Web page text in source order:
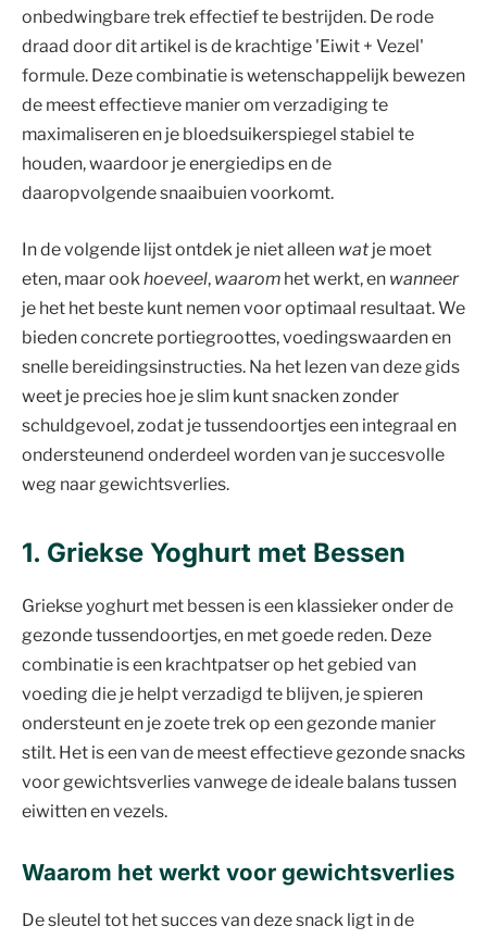
onbedwingbare trek effectief te bestrijden. De rode
draad door dit artikel is de krachtige 'Eiwit + Vezel'
formule. Deze combinatie is wetenschappelijk bewezen
de meest effectieve manier om verzadiging te
maximaliseren en je bloedsuikerspiegel stabiel te
houden, waardoor je energiedips en de
daaropvolgende snaaibuien voorkomt.
In de volgende lijst ontdek je niet alleen wat je moet
eten, maar ook hoeveel, waarom het werkt, en wanneer
je het het beste kunt nemen voor optimaal resultaat. We
bieden concrete portiegroottes, voedingswaarden en
snelle bereidingsinstructies. Na het lezen van deze gids
weet je precies hoe je slim kunt snacken zonder
schuldgevoel, zodat je tussendoortjes een integraal en
ondersteunend onderdeel worden van je succesvolle
weg naar gewichtsverlies.
1. Griekse Yoghurt met Bessen
Griekse yoghurt met bessen is een klassieker onder de
gezonde tussendoortjes, en met goede reden. Deze
combinatie is een krachtpatser op het gebied van
voeding die je helpt verzadigd te blijven, je spieren
ondersteunt en je zoete trek op een gezonde manier
stilt. Het is een van de meest effectieve gezonde snacks
voor gewichtsverlies vanwege de ideale balans tussen
eiwitten en vezels.
Waarom het werkt voor gewichtsverlies
De sleutel tot het succes van deze snack ligt in de